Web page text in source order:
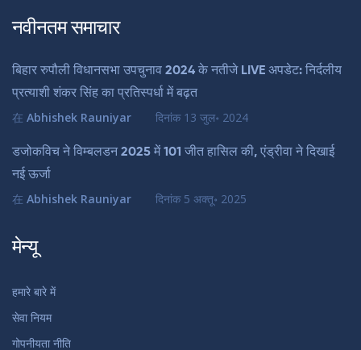
नवीनतम समाचार
बिहार रुपौली विधानसभा उपचुनाव 2024 के नतीजे LIVE अपडेट: निर्दलीय
प्रत्याशी शंकर सिंह का प्रतिस्पर्धा में बढ़त
在 Abhishek Rauniyar दिनांक 13 जुल॰ 2024
डजोकविच ने विम्बलडन 2025 में 101 जीत हासिल की, एंड्रीवा ने दिखाई
नई ऊर्जा
在 Abhishek Rauniyar दिनांक 5 अक्तू॰ 2025
मेन्यू
हमारे बारे में
सेवा नियम
गोपनीयता नीति